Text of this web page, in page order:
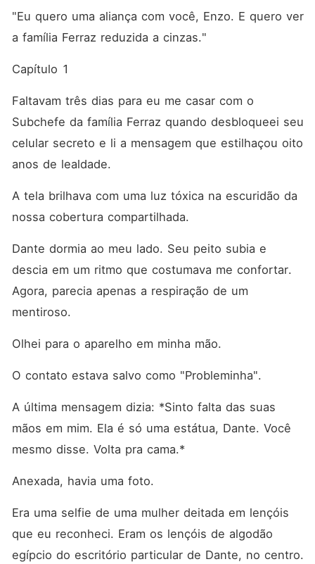
"Eu quero uma aliança com você, Enzo. E quero ver
a família Ferraz reduzida a cinzas."
Capítulo 1
Faltavam três dias para eu me casar com o
Subchefe da família Ferraz quando desbloqueei seu
celular secreto e li a mensagem que estilhaçou oito
anos de lealdade.
A tela brilhava com uma luz tóxica na escuridão da
nossa cobertura compartilhada.
Dante dormia ao meu lado. Seu peito subia e
descia em um ritmo que costumava me confortar.
Agora, parecia apenas a respiração de um
mentiroso.
Olhei para o aparelho em minha mão.
O contato estava salvo como "Probleminha".
A última mensagem dizia: *Sinto falta das suas
mãos em mim. Ela é só uma estátua, Dante. Você
mesmo disse. Volta pra cama.*
Anexada, havia uma foto.
Era uma selfie de uma mulher deitada em lençóis
que eu reconheci. Eram os lençóis de algodão
egípcio do escritório particular de Dante, no centro.